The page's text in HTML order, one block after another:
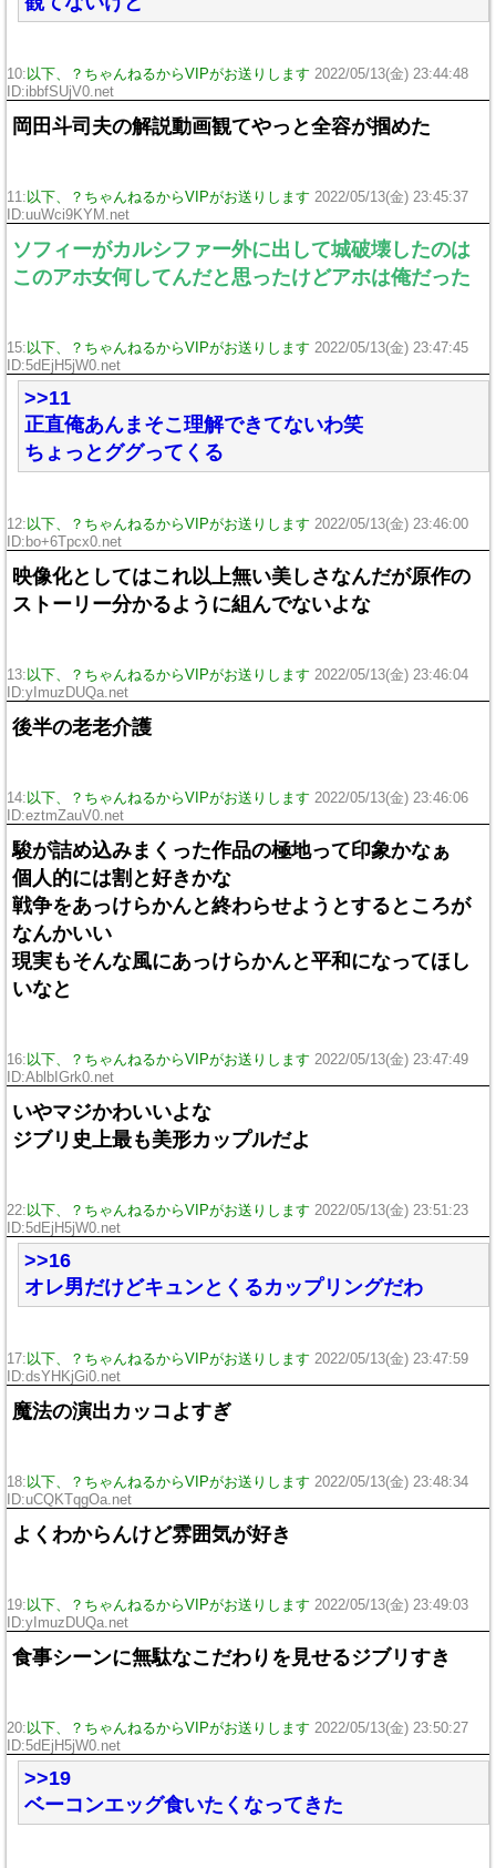
10: 以下、？ちゃんねるからVIPがお送りします 2022/05/13(金) 23:44:48
ID:ibbfSUjV0.net
岡田斗司夫の解説動画観てやっと全容が掴めた
11: 以下、？ちゃんねるからVIPがお送りします 2022/05/13(金) 23:45:37
ID:uuWci9KYM.net
ソフィーがカルシファー外に出して城破壊したのは
このアホ女何してんだと思ったけどアホは俺だった
15: 以下、？ちゃんねるからVIPがお送りします 2022/05/13(金) 23:47:45
ID:5dEjH5jW0.net
>>11
正直俺あんまそこ理解できてないわ笑
ちょっとググってくる
12: 以下、？ちゃんねるからVIPがお送りします 2022/05/13(金) 23:46:00
ID:bo+6Tpcx0.net
映像化としてはこれ以上無い美しさなんだが原作の
ストーリー分かるように組んでないよな
13: 以下、？ちゃんねるからVIPがお送りします 2022/05/13(金) 23:46:04
ID:yImuzDUQa.net
後半の老老介護
14: 以下、？ちゃんねるからVIPがお送りします 2022/05/13(金) 23:46:06
ID:eztmZauV0.net
駿が詰め込みまくった作品の極地って印象かなぁ
個人的には割と好きかな
戦争をあっけらかんと終わらせようとするところが
なんかいい
現実もそんな風にあっけらかんと平和になってほし
いなと
16: 以下、？ちゃんねるからVIPがお送りします 2022/05/13(金) 23:47:49
ID:AblbIGrk0.net
いやマジかわいいよな
ジブリ史上最も美形カップルだよ
22: 以下、？ちゃんねるからVIPがお送りします 2022/05/13(金) 23:51:23
ID:5dEjH5jW0.net
>>16
オレ男だけどキュンとくるカップリングだわ
17: 以下、？ちゃんねるからVIPがお送りします 2022/05/13(金) 23:47:59
ID:dsYHKjGi0.net
魔法の演出カッコよすぎ
18: 以下、？ちゃんねるからVIPがお送りします 2022/05/13(金) 23:48:34
ID:uCQKTqgOa.net
よくわからんけど雰囲気が好き
19: 以下、？ちゃんねるからVIPがお送りします 2022/05/13(金) 23:49:03
ID:yImuzDUQa.net
食事シーンに無駄なこだわりを見せるジブリすき
20: 以下、？ちゃんねるからVIPがお送りします 2022/05/13(金) 23:50:27
ID:5dEjH5jW0.net
>>19
ベーコンエッグ食いたくなってきた